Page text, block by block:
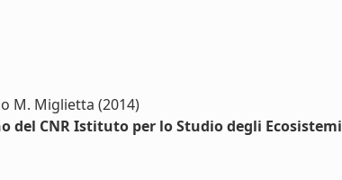
M. Miglietta (2014)
CNR Istituto per lo Studio degli Ecosistemi